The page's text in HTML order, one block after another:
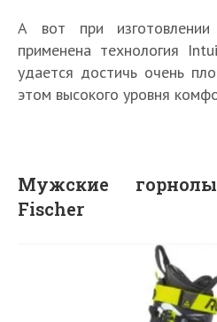
А вот при изготовлении
применена технология
удается достичь очень
этом высокого уровня
Мужские
Fischer